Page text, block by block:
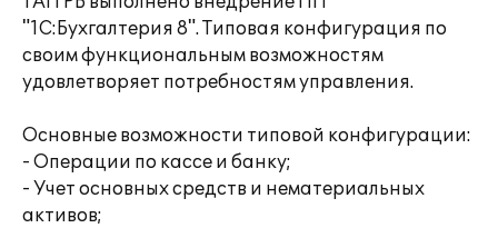
"1С:Бухгалтерия 8". Типовая конфигурация по
своим функциональным возможностям
удовлетворяет потребностям управления.
Основные возможности типовой конфигурации:
- Операции по кассе и банку;
- Учет основных средств и нематериальных
активов;